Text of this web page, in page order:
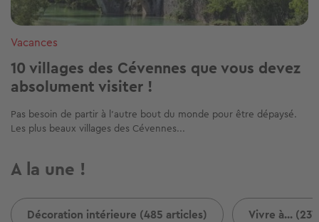
Vacances
10 villages des Cévennes que vous devez
absolument visiter !
Pas besoin de partir à l’autre bout du monde pour être dépaysé.
Les plus beaux villages des Cévennes...
A la une !
Décoration intérieure (485 articles) Vivre à...